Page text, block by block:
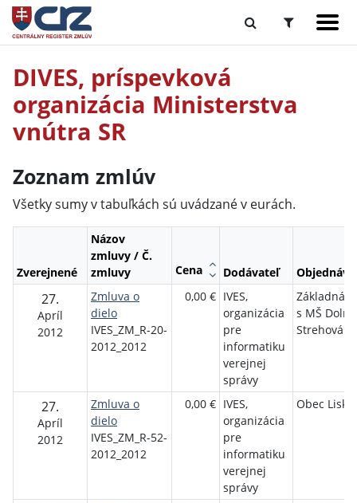
DIVES, príspevková
organizácia Ministerstva
vnútra SR
Zoznam zmlúv
Všetky sumy v tabuľkách sú uvádzané v eurách.
Zverejnené
Názov
zmluvy / Č.
zmluvy
Cena Dodávateľ
27.
Apríl
2012
Zmluva o
dielo
IVES_ZM_R-20-
2012_2012
0,00 € IVES,
organizácia
pre
informatiku
verejnej
správy
Základná
s MŠ Dolná
Strehová
27.
Apríl
2012
Zmluva o
dielo
IVES_ZM_R-52-
2012_2012
0,00 € IVES,
organizácia
pre
informatiku
verejnej
správy
Obec